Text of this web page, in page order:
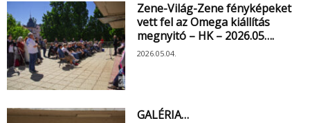
Zene-Világ-Zene fényképeket
vett fel az Omega kiállítás
megnyitó – HK – 2026.05….
2026.05.04.
GALÉRIA…